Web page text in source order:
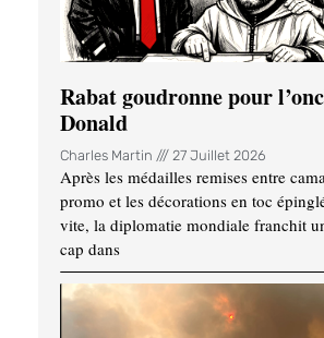
Rabat goudronne pour
Donald
Charles Martin 27 Juillet 2026
Après les médailles remises entre
promo et les décorations en toc
vite, la diplomatie mondiale franchit
cap dans